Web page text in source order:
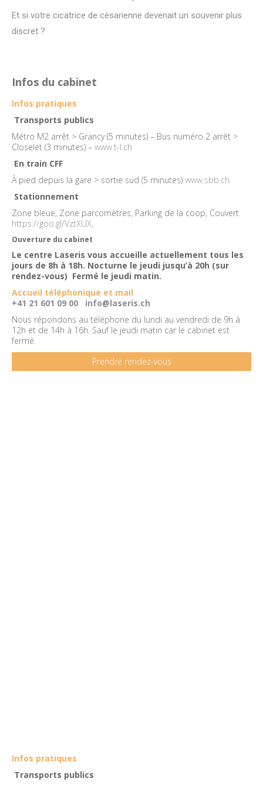
Et si votre cicatrice de césarienne devenait un souvenir plus
discret ?
Infos du cabinet
Infos pratiques
Transports publics
Métro M2 arrêt > Grancy (5 minutes) – Bus numéro 2 arrêt >
Closelet (3 minutes) – www.t-l.ch
En train CFF
À pied depuis la gare > sortie sud (5 minutes) www.sbb.ch
Stationnement
Zone bleue, Zone parcomètres, Parking de la coop, Couvert
https://goo.gl/VztXUX,
Ouverture du cabinet
Le centre Laseris vous accueille actuellement tous les
jours de 8h à 18h. Nocturne le jeudi jusqu’à 20h (sur
rendez-vous) Fermé le jeudi matin.
Accueil téléphonique et mail
+41 21 601 09 00
info@laseris.ch
Nous répondons au téléphone du lundi au vendredi de 9h à
12h et de 14h à 16h. Sauf le jeudi matin car le cabinet est
fermé.
Prendre rendez-vous
Infos pratiques
Transports publics